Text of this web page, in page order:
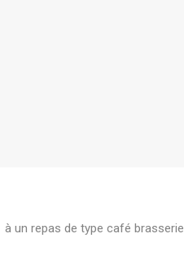
un repas de type café brasserie